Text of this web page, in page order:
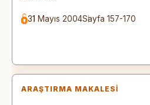
31 Mayıs 2004Sayfa 157-170
ARAŞTIRMA MAKALESI